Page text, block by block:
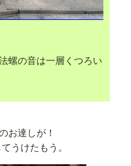
螺の音は一層くつろい
お達しが！
うけたもう。